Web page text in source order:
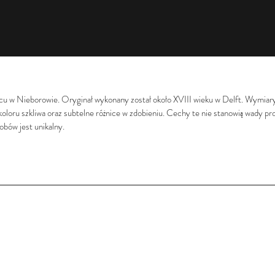
w Nieborowie. Oryginał wykonany został około XVIII wieku w Delft.
szkliwa oraz subtelne różnice w zdobieniu. Cechy te nie stanowią wady
jest unikalny.